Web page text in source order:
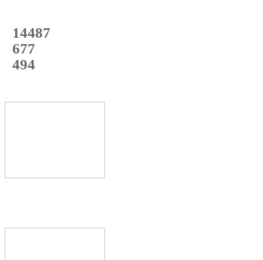
14487
с начала года
677
с начала месяца
494
с начала недели